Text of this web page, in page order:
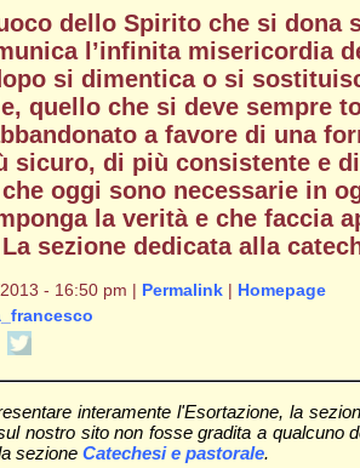
dello Spirito che si dona
l’infinita misericordia
si dimentica o si
quello che si deve sempre
a favore di una
di più consistente e
oggi sono necessarie in
la verità e che faccia
sezione dedicata alla
- 16:50 pm | Permalink| Homepage
interamente l'Esortazione, la
nostro sito non fosse gradita a
sezione Catechesi e pastorale.